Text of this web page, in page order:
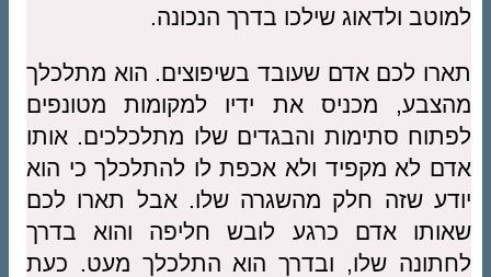
למוטב ולדאוג שילכו בדרך הנכונה.
תארו לכם אדם שעובד בשיפוצים. הוא מתלכלך
מהצבע, מכניס את ידיו למקומות מטונפים
לפתוח סתימות והבגדים שלו מתלכלכים. אותו
אדם לא מקפיד ולא אכפת לו להתלכלך כי הוא
יודע שזה חלק מהשגרה שלו. אבל תארו לכם
שאותו אדם כרגע לובש חליפה והוא בדרך
לחתונה שלו, ובדרך הוא התלכלך מעט. כעת